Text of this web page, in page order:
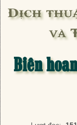
Dịch
và
Biên